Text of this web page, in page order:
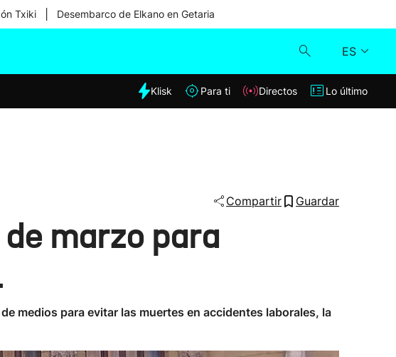
Txiki Desembarco de Elkano en Getaria
ES
Klisk
Klisk Para ti Directos Lo último
Compartir Guardar
marzo para
medios para evitar las muertes en accidentes laborales, la